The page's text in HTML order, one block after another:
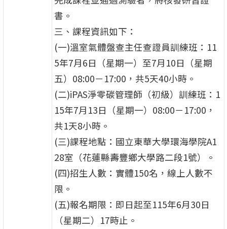
書。
三、課程資訊如下：
(一)溫室氣體盤查主任查證員訓練班：11
5年7月6日（星期一）至7月10日（星期
五）08:00－17:00，共5天40小時。
(二)iPAS淨零碳管理師（初級）訓練班：1
15年7月13日（星期一）08:00－17:00，
共1天8小時。
(三)課程地點：國立東華大學環海學院A1
28室（花蓮縣壽豐鄉大學路二段1號）。
(四)招生人數：實體150名，線上人數不
限。
(五)報名期限：即日起至115年6月30日
（星期二）17時止。